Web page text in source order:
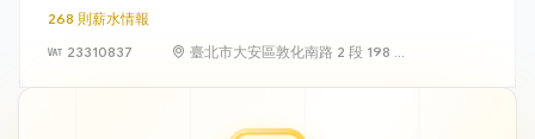
268 則薪水情報
23310837
臺北市大安區敦化南路 2 段 198 號